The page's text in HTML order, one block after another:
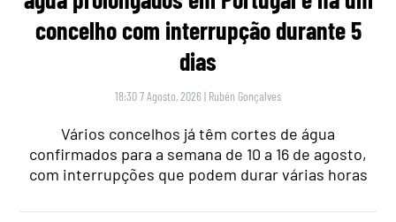
concelho com interrupção durante 5
dias
18:30 7 Agosto, 2026 | Rubén Gonçalves
Vários concelhos já têm cortes de água
confirmados para a semana de 10 a 16 de agosto,
com interrupções que podem durar várias horas